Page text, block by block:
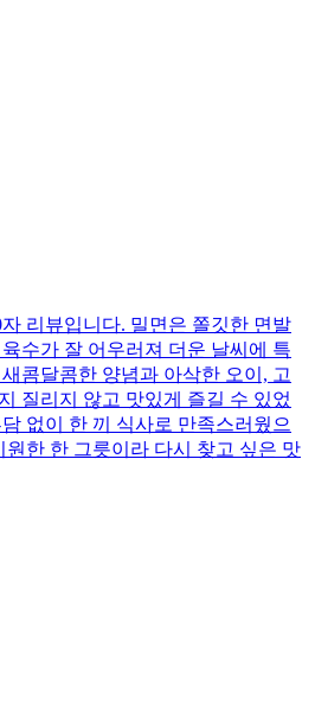
리뷰입니다. 밀면은 쫄깃한 면발
수가 잘 어우러져 더운 날씨에 특
콤달콤한 양념과 아삭한 오이, 고
질리지 않고 맛있게 즐길 수 있었
없이 한 끼 식사로 만족스러웠으
한 한 그릇이라 다시 찾고 싶은 맛